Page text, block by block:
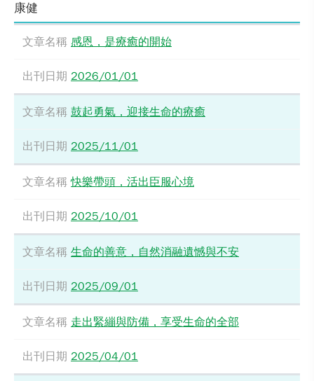
康健
感恩，是療癒的開始
2026/01/01
鼓起勇氣，迎接生命的療癒
2025/11/01
快樂帶頭，活出臣服心境
2025/10/01
生命的善意，自然消融遺憾與不安
2025/09/01
走出緊繃與防備，享受生命的全部
2025/04/01